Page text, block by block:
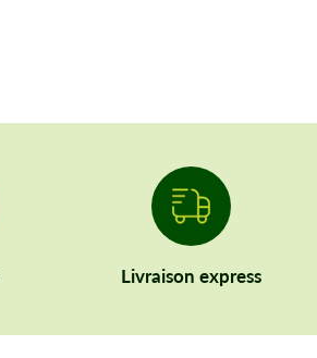
Livraison express